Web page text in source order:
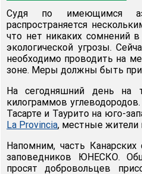
Судя по имеющимся
распространяется
что нет никаких сомнений
экологической угрозы.
необходимо проводить на
зоне. Меры должны быть
На сегодняшний день на
килограммов
Тасарте и Таурито на юго-
La Provincia, местные жители
Напомним, часть
заповедников ЮНЕСКО.
просят добровольцев